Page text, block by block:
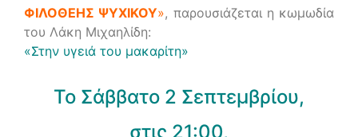
ΦΙΛΟΘΕΗΣ ΨΥΧΙΚΟΥ», παρουσιάζεται η κωμωδία
του Λάκη Μιχαηλίδη:
«Στην υγειά του μακαρίτη»
Το Σάββατο 2 Σεπτεμβρίου,
στις 21:00,